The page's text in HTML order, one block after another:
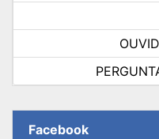
Facebook